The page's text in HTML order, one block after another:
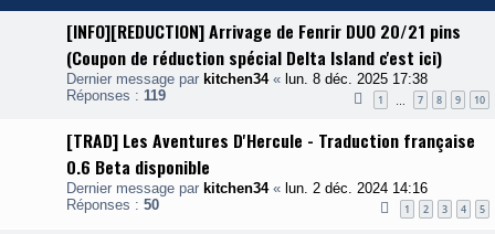
a
s
[INFO][REDUCTION] Arrivage de Fenrir DUO 20/21 pins
(Coupon de réduction spécial Delta Island c'est ici)
Dernier message par kitchen34« lun. 8 déc. 2025 17:38
Réponses : 119 1 7 8 9 10
[TRAD] Les Aventures D'Hercule - Traduction française
0.6 Beta disponible
Dernier message par kitchen34« lun. 2 déc. 2024 14:16
Réponses : 50 1 2 3 4 5